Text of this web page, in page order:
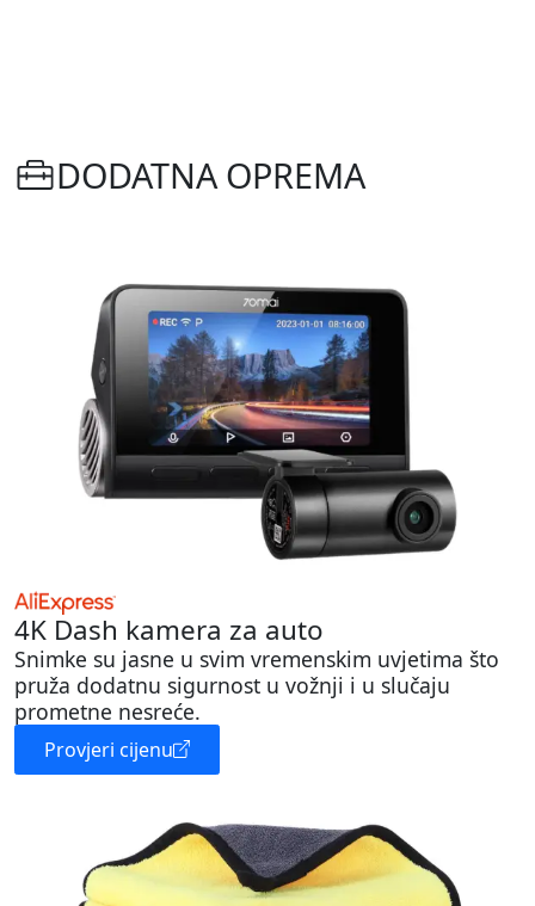
DODATNA OPREMA
4K Dash kamera za auto
Snimke su jasne u svim vremenskim uvjetima što
pruža dodatnu sigurnost u vožnji i u slučaju
prometne nesreće.
Provjeri cijenu